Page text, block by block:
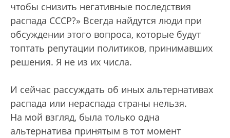
чтобы снизить негативные последствия
распада СССР?» Всегда найдутся люди при
обсуждении этого вопроса, которые будут
топтать репутации политиков, принимавших
решения. Я не из их числа.
И сейчас рассуждать об иных альтернативах
распада или нераспада страны нельзя.
На мой взгляд, была только одна
альтернатива принятым в тот момент